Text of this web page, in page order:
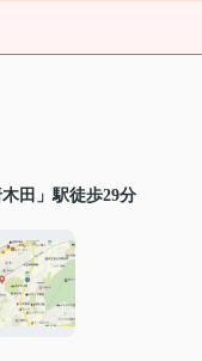
田」駅徒歩29分